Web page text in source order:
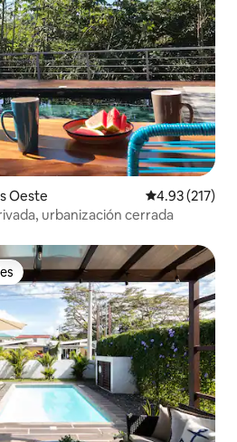
Oeste Calificación
4.93 (217)
urbanización cerrada